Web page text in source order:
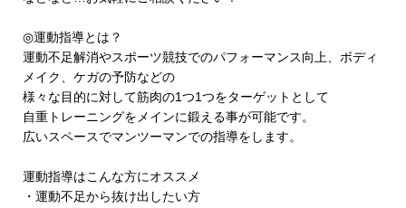
◎運動指導とは？
運動不足解消やスポーツ競技でのパフォーマンス向上、ボディ
メイク、ケガの予防などの
様々な目的に対して筋肉の1つ1つをターゲットとして
自重トレーニングをメインに鍛える事が可能です。
広いスペースでマンツーマンでの指導をします。
運動指導はこんな方にオススメ
・運動不足から抜け出したい方